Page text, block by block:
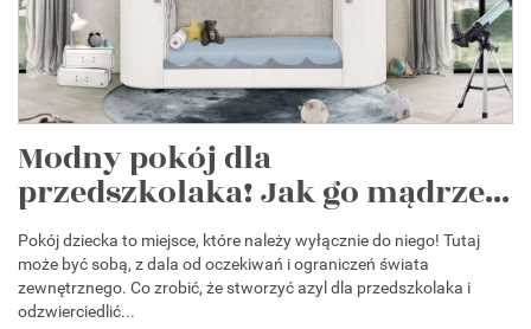
Modny pokój dla
przedszkolaka! Jak go mądrze...
Pokój dziecka to miejsce, które należy wyłącznie do niego! Tutaj
może być sobą, z dala od oczekiwań i ograniczeń świata
zewnętrznego. Co zrobić, że stworzyć azyl dla przedszkolaka i
odzwierciedlić...